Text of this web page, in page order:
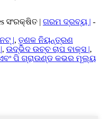
ସଂରକ୍ଷିତ | ଗରମ ଦ୍ରବ୍ୟ | -
|, ତୃଣକ ନିୟନ୍ତ୍ରଣ
, ଉଦ୍ଭିଦ ଉଚ୍ଚ ଚାପ ବାକ୍ସ |,
ପି ଗ୍ରାଉଣ୍ଡ କଭର ମୂଲ୍ୟ